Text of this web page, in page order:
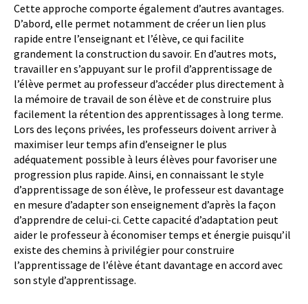
Cette approche comporte également d’autres avantages.
D’abord, elle permet notamment de créer un lien plus
rapide entre l’enseignant et l’élève, ce qui facilite
grandement la construction du savoir. En d’autres mots,
travailler en s’appuyant sur le profil d’apprentissage de
l’élève permet au professeur d’accéder plus directement à
la mémoire de travail de son élève et de construire plus
facilement la rétention des apprentissages à long terme.
Lors des leçons privées, les professeurs doivent arriver à
maximiser leur temps afin d’enseigner le plus
adéquatement possible à leurs élèves pour favoriser une
progression plus rapide. Ainsi, en connaissant le style
d’apprentissage de son élève, le professeur est davantage
en mesure d’adapter son enseignement d’après la façon
d’apprendre de celui-ci. Cette capacité d’adaptation peut
aider le professeur à économiser temps et énergie puisqu’il
existe des chemins à privilégier pour construire
l’apprentissage de l’élève étant davantage en accord avec
son style d’apprentissage.